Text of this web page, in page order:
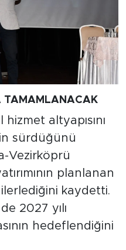
TAMAMLANACAK
hizmet altyapısını
sürdüğünü
Vezirköprü
planlanan
kaydetti.
2027 yılı
hedeflendiğini